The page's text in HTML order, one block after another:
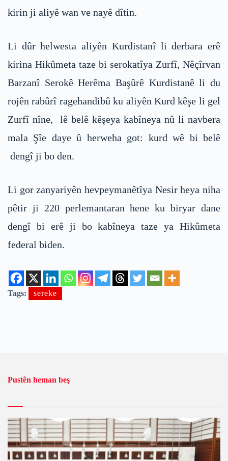
kirin ji aliyê wan ve nayê dîtin.
Li dûr helwesta aliyên Kurdistanî li derbara erê
kirina Hikûmeta taze bi serokatîya Zurfî, Nêçîrvan
Barzanî Serokê Herêma Başûrê Kurdistanê li du
rojên rabûrî ragehandibû ku aliyên Kurd kêşe li gel
Zurfî nîne, lê belê kêşeya kabîneya nû li navbera
mala Şîe daye û herweha got: kurd wê bi belê
dengî ji bo den.
Li gor zanyariyên hevpeymanêtîya Nesir heya niha
pêtir ji 220 perlemantaran hene ku biryar dane
dengî bi erê ji bo kabîneya taze ya Hikûmeta
federal biden.
Tags: sereke
Pustên heman beş